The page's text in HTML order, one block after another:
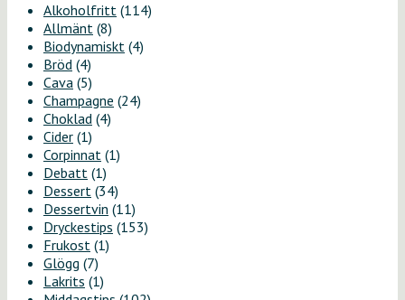
Alkoholfritt (114)
Allmänt (8)
Biodynamiskt (4)
Bröd (4)
Cava (5)
Champagne (24)
Choklad (4)
Cider (1)
Corpinnat (1)
Debatt (1)
Dessert (34)
Dessertvin (11)
Dryckestips (153)
Frukost (1)
Glögg (7)
Lakrits (1)